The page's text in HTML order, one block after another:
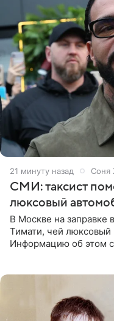
22 минуты назад
СМИ: таксист
люксовый
В Москве на заправке
Тимати, чей люксовый
Информацию об этом